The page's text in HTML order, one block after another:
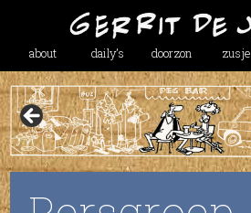
about daily’s doorzon zusje